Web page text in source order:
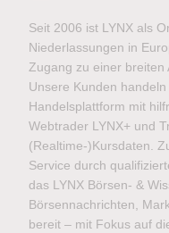
Seit 2006 ist LYNX als
Niederlassungen in
Zugang zu einer breiten
Unsere Kunden
Handelsplattform mit
Webtrader LYNX+ und
(Realtime-)Kursdaten.
Service durch
das LYNX Börsen- &
Börsennachrichten,
bereit – mit Fokus auf